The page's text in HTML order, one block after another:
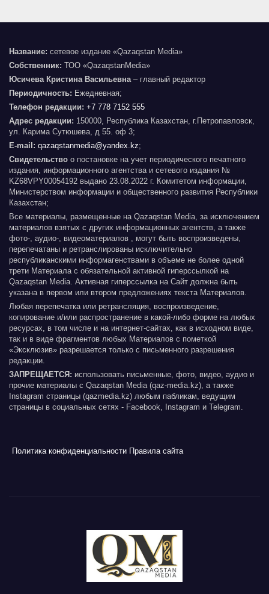
Название: сетевое издание «Qazaqstan Media»
Собственник: ТОО «QazaqstanMedia»
Юсичева Кристина Васильевна – главный редактор
Периодичность: Ежедневная;
Телефон редакции: +7 778 7152 555
Адрес редакции: 150000, Республика Казахстан, г.Петропавловск,
ул. Карима Сутюшева, д 55. оф 3;
E-mail: qazaqstanmedia@yandex.kz;
Свидетельство о постановке на учет периодического печатного
издания, информационного агентства и сетевого издания №
KZ68VPY00054192 выдано 23.08.2022 г. Комитетом информации,
Министерством информации и общественного развития Республики
Казахстан;
Все материалы, размещенные на Qazaqstan Media, за исключением
материалов взятых с других информационных агентств, а также
фото-, аудио-, видеоматериалов , могут быть воспроизведены,
перепечатаны и ретранслированы исключительно
республиканскими информагенствами в объеме не более одной
трети Материала с обязательной активной гиперссылкой на
Qazaqstan Media. Активная гиперссылка на Сайт должна быть
указана в первом или втором предложениях текста Материалов.
Любая перепечатка или ретрансляция, воспроизведение,
копирование и/или распространение в какой-либо форме на любых
ресурсах, в том числе и на интернет-сайтах, как в исходном виде,
так и в виде фрагментов любых Материалов с пометкой
«Эксклюзив» разрешается только с письменного разрешения
редакции.
ЗАПРЕЩАЕТСЯ: использовать письменные, фото, видео, аудио и
прочие материалы с Qazaqstan Media (qaz-media.kz), а также
Instagram страницы (qazmedia.kz) любым пабликам, ведущим
страницы в социальных сетях - Facebook, Instagram и Telegram.
Политика конфиденциальности Правила сайта